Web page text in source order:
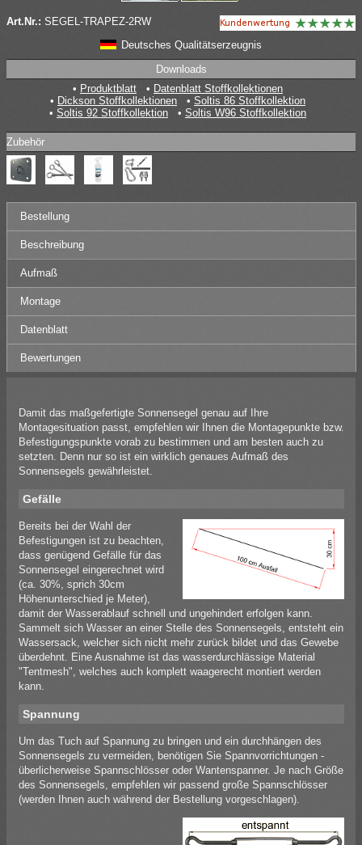
Art.Nr.: SEGEL-TRAPEZ-2RW
Deutsches Qualitätserzeugnis
Downloads
Produktblatt
Datenblatt Stoffkollektionen
Dickson Stoffkollektionen
Soltis 86 Stoffkollektion
Soltis 92 Stoffkollektion
Soltis W96 Stoffkollektion
Zubehör
Bestellung
Beschreibung
Aufmaß
Montage
Datenblatt
Bewertungen
Damit das maßgefertigte Sonnensegel genau auf Ihre
Montagesituation passt, empfehlen wir Ihnen die Montagepunkte bzw.
Befestigungspunkte vorab zu bestimmen und am besten auch zu
setzten. Denn nur so ist ein wirklich genaues Aufmaß des
Sonnensegels gewährleistet.
Gefälle
Bereits bei der Wahl der
Befestigungen ist zu beachten,
dass genügend Gefälle für das
Sonnensegel eingerechnet wird
(ca. 30%, sprich 30cm
Höhenunterschied je Meter),
damit der Wasserablauf schnell und ungehindert erfolgen kann.
Sammelt sich Wasser an einer Stelle des Sonnensegels, entsteht ein
Wassersack, welcher sich nicht mehr zurück bildet und das Gewebe
überdehnt. Eine Ausnahme ist das wasserdurchlässige Material
"Tentmesh", welches auch komplett waagerecht montiert werden
kann.
Spannung
Um das Tuch auf Spannung zu bringen und ein durchhängen des
Sonnensegels zu vermeiden, benötigen Sie Spannvorrichtungen -
überlicherweise Spannschlösser oder Wantenspanner. Je nach Größe
des Sonnensegels, empfehlen wir passend große Spannschlösser
(werden Ihnen auch während der Bestellung vorgeschlagen).